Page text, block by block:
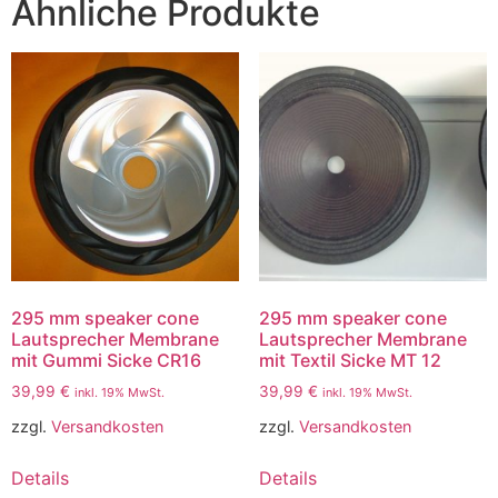
Ähnliche Produkte
295 mm speaker cone
Lautsprecher Membrane
mit Gummi Sicke CR16
39,99 € inkl. 19% MwSt.
zzgl. Versandkosten
Details
295 mm speaker cone
Lautsprecher Membrane
mit Textil Sicke MT 12
39,99 € inkl. 19% MwSt.
zzgl. Versandkosten
Details